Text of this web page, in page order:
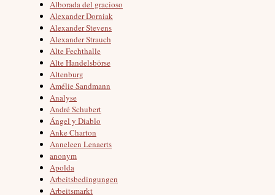
Alborada del gracioso
Alexander Dorniak
Alexander Stevens
Alexander Strauch
Alte Fechthalle
Alte Handelsbörse
Altenburg
Amélie Sandmann
Analyse
André Schubert
Ángel y Diablo
Anke Charton
Anneleen Lenaerts
anonym
Apolda
Arbeitsbedingungen
Arbeitsmarkt